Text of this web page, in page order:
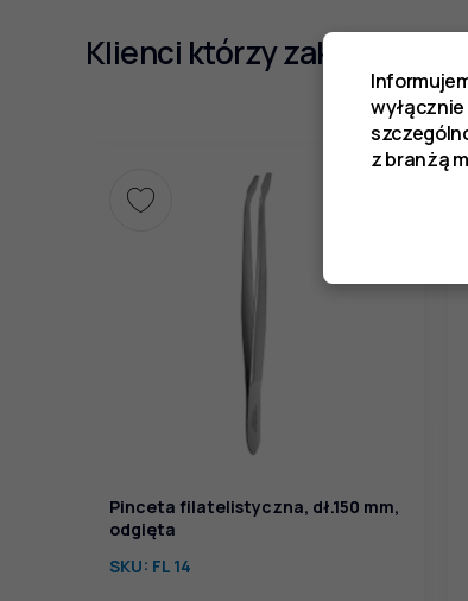
Klienci którzy zakupili ten
Pinceta filatelistyczna, dł.150 mm,
odgięta
SKU: FL 14
z branżą